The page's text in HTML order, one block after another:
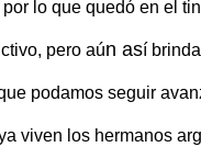
lo que quedó en el
pero aún así
podamos seguir
viven los hermanos